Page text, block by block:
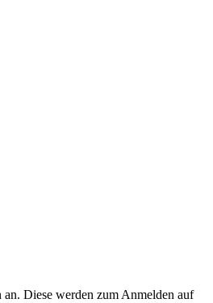
an. Diese werden zum Anmelden auf